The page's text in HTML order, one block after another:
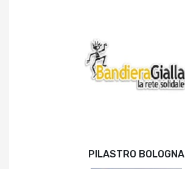
PILASTRO BOLOGNA